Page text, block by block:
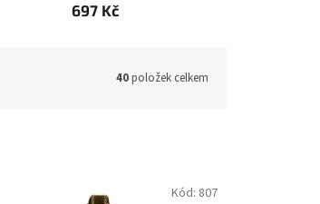
697 Kč
40položek celkem
Kód: 807